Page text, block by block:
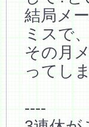
結局メ
ミスで
その月
ってし
----